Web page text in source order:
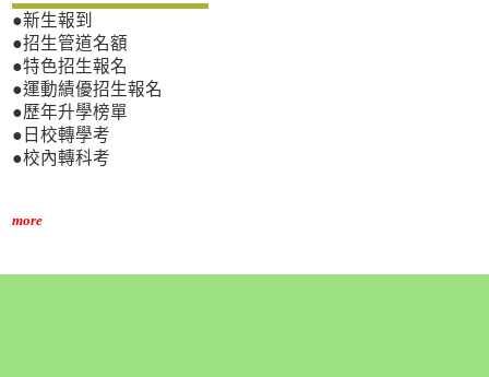
●新生報到
●招生管道名額
●特色招生報名
●運動績優招生報名
●歷年升學榜單
●日校轉學考
●校內轉科考
more